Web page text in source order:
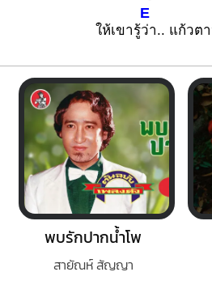
ให้เขารู้
E
ว่า.. แก้วต
พบรักปากน้ำโพ
สายัณห์ สัญญา